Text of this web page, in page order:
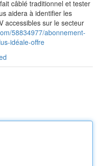
câblé traditionnel et tester
aidera à identifier les
accessibles sur le secteur
58834977/abonnement-
idéale-offre